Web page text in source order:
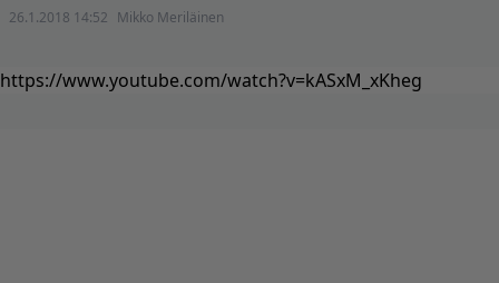
26.1.2018 14:52 Mikko Meriläinen
https://www.youtube.com/watch?v=kASxM_xKheg